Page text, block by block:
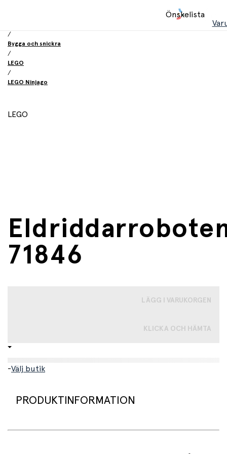
Önskelista
/
Bygga och snickra
/
LEGO
/
LEGO Ninjago
LEGO
71846
LÄGG I VARUKORGEN
KLICKA OCH HÄMTA
-Välj butik
PRODUKTINFORMATION